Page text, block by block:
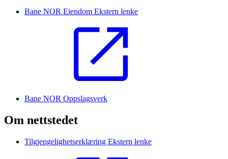
Bane NOR Eiendom Ekstern lenke
Bane NOR Oppslagsverk
Om nettstedet
Tilgjengelighetserklæring Ekstern lenke